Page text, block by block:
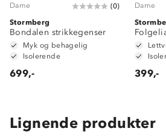
Dame (0)
Stormberg
Bondalen strikkegenser
Myk og behagelig
Isolerende
699,-
Dame
399,-
Lignende produkter